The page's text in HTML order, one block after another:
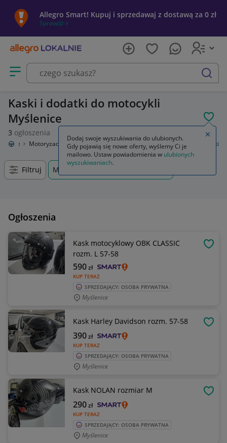
Allegro Smart! Kupuj i sprzedawaj z dostawą za 0 zł
Sprawdź »
Otwórz menu z kategoriami
szukaj
Kaski i dodatki do motocykli
Myślenice
3 ogłoszenia
Motoryzacja Części i wyposażenie motocyklowe Kaski i dodatki
Filtruj Myślenice, Małopolskie, +0 km
Ogłoszenia
Kask motocyklowy OBK CLASSIC
rozm. L 57-58
KUP TERAZ
590zł
SPRZEDAJĄCY: OSOBA PRYWATNA
Myślenice
Kask Harley Davidson rozm. 57-58
KUP TERAZ
390zł
SPRZEDAJĄCY: OSOBA PRYWATNA
Myślenice
Kask NOLAN rozmiar M
KUP TERAZ
290zł
SPRZEDAJĄCY: OSOBA PRYWATNA
Myślenice
Dodaj swoje wyszukiwania do ulubionych.
Gdy pojawią się nowe oferty, wyślemy Ci je
mailowo. Ustaw powiadomienia w ulubionych
wyszukiwaniach.